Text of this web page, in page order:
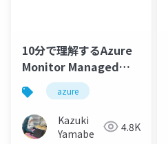
10分で理解するAzure
Monitor Managed
Service for
Prometheus & Azure
Managed Grafana
azure
Kazuki
Yamabe
4.8K